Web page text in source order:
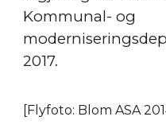
Kommunal- og
2017.
[Flyfoto: Blom ASA